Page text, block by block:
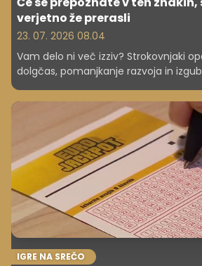
verjetno že prerasli
23. 07. 2026 08.04
Vam delo ni več izziv? Strokovnjaki
dolgčas, pomanjkanje razvoja in
svoj položaj.
IGRE NA SREČO